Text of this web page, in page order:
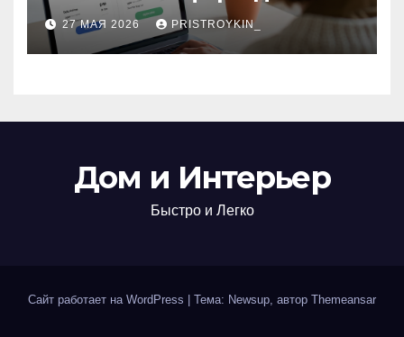
поиска авиабилетов и
железнодорожных
билетов
27 МАЯ 2026 PRISTROYKIN_
Дом и Интерьер
Быстро и Легко
Сайт работает на WordPress Тема: Newsup, автор Themeansar